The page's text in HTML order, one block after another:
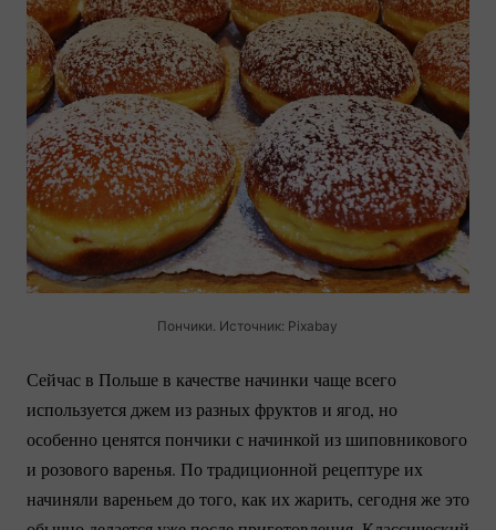
Пончики. Источник: Pixabay
Сейчас в Польше в качестве начинки чаще всего
используется джем из разных фруктов и ягод, но
особенно ценятся пончики с начинкой из шиповникового
и розового варенья. По традиционной рецептуре их
начиняли вареньем до того, как их жарить, сегодня же это